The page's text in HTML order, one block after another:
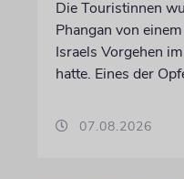
Die Touristinnen
Phangan von
Israels Vorgehen
hatte. Eines der
07.08.2026